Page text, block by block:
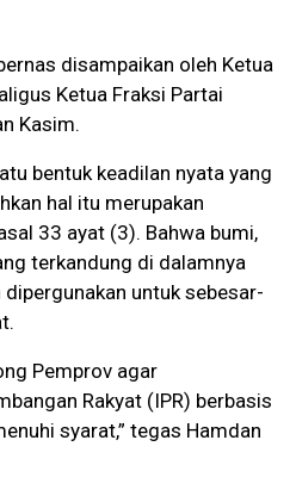
disampaikan oleh Ketua
Ketua Fraksi Partai
Kasim.
bentuk keadilan nyata yang
hal itu merupakan
33 ayat (3). Bahwa bumi,
terkandung di dalamnya
untuk sebesar-
Pemprov agar
Rakyat (IPR) berbasis
syarat,” tegas Hamdan